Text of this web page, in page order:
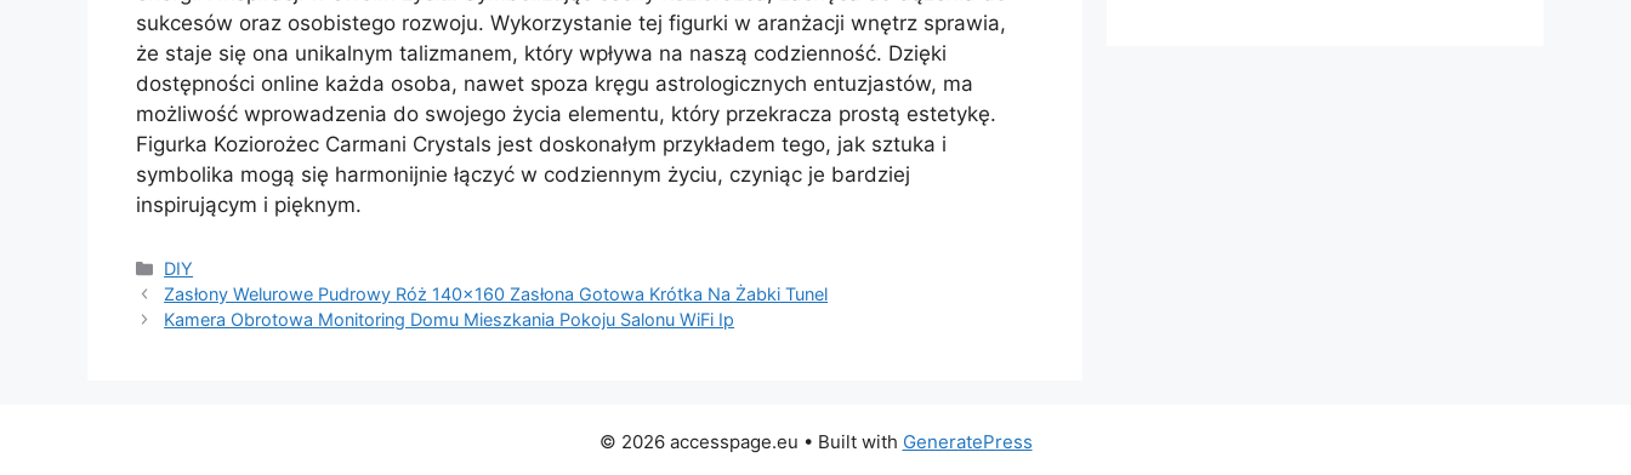
sukcesów oraz osobistego rozwoju. Wykorzystanie tej figurki w aranżacji wnętrz sprawia,
że staje się ona unikalnym talizmanem, który wpływa na naszą codzienność. Dzięki
dostępności online każda osoba, nawet spoza kręgu astrologicznych entuzjastów, ma
możliwość wprowadzenia do swojego życia elementu, który przekracza prostą estetykę.
Figurka Koziorożec Carmani Crystals jest doskonałym przykładem tego, jak sztuka i
symbolika mogą się harmonijnie łączyć w codziennym życiu, czyniąc je bardziej
inspirującym i pięknym.
Kategorie
DIY
Zasłony Welurowe Pudrowy Róż 140×160 Zasłona Gotowa Krótka Na Żabki Tunel
Kamera Obrotowa Monitoring Domu Mieszkania Pokoju Salonu WiFi Ip
© 2026 accesspage.eu • Built with GeneratePress